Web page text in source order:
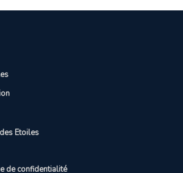
Etoiles
de confidentialité